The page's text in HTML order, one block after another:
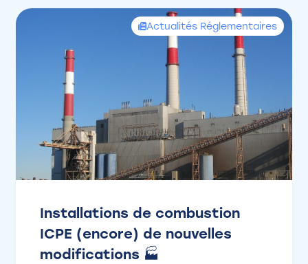
Actualités Réglementaires
Installations de combustion
ICPE (encore) de nouvelles
modifications 🏭